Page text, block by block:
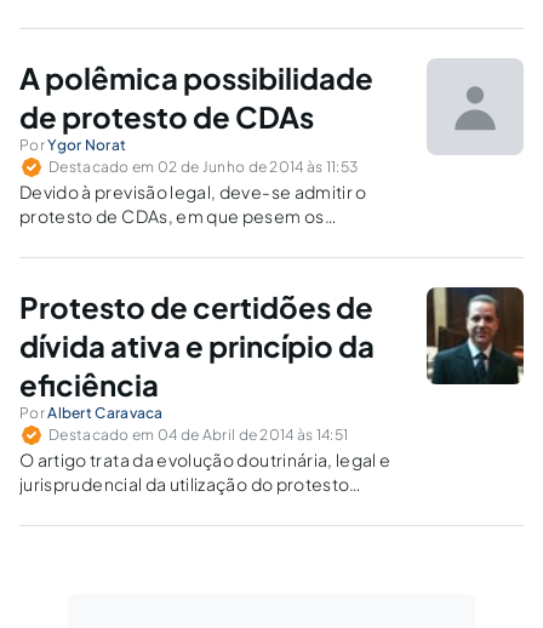
vigente, sendo certo que tal procedimento
créditos e obtenção do pagamento.
A polêmica possibilidade
de protesto de CDAs
PorYgor Norat
Destacado em 02 de Junho de 2014 às 11:53
Devido à previsão legal, deve-se admitir o
protesto de CDAs, em que pesem os
Protesto de certidões de
dívida ativa e princípio da
eficiência
PorAlbert Caravaca
Destacado em 04 de Abril de 2014 às 14:51
O artigo trata da evolução doutrinária, legal e
jurisprudencial da utilização do protesto